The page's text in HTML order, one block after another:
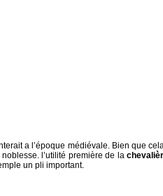
a l’époque médiévale. Bien que
l’utilité première de la
un pli important.